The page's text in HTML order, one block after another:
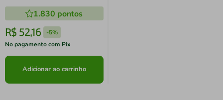
1.830 pontos
R$ 52,16 -5%
No pagamento com Pix
Adicionar ao carrinho